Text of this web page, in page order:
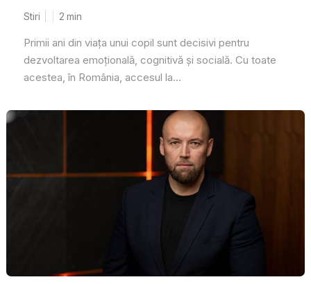
Stiri 2 min
Primii ani din viața unui copil sunt decisivi pentru
dezvoltarea emoțională, cognitivă și socială. Cu toate
acestea, în România, accesul la...